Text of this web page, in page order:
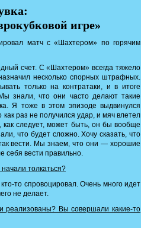
игре»
матч с «Шахтером» по горячим
счет. С «Шахтером» всегда тяжело
несколько спорных штрафных.
только на контратаки, и в итоге
знали, что они часто делают такие
Я тоже в этом эпизоде выдвинулся
раз не получился удар, и мяч влетел
следует, может быть, он бы вообще
что будет сложно. Хочу сказать, что
вести. Мы знаем, что они — хорошие
себя вести правильно.
толкаться?
то спровоцировал. Очень много идет
не делает.
реализованы? Вы совершали какие-то